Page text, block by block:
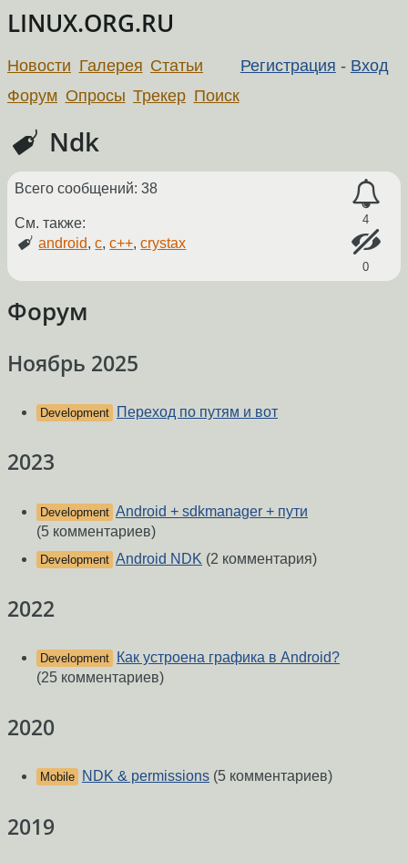
LINUX.ORG.RU
Регистрация - Вход
Новости Галерея Статьи
Форум Опросы Трекер Поиск
Ndk
4
0
Всего сообщений: 38
См. также:
android,c,c++,crystax
Форум
Ноябрь 2025
Development Переход по путям и вот
2023
Development Android + sdkmanager + пути
(5 комментариев)
Development Android NDK (2 комментария)
2022
Development
Как устроена графика в Android?
(25 комментариев)
2020
Mobile NDK & permissions (5 комментариев)
2019